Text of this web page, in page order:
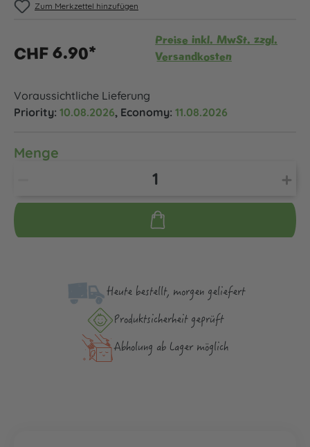
Zum Merkzettel hinzufügen
CHF 6.90*
Preise inkl. MwSt. zzgl.
Versandkosten
Voraussichtliche Lieferung
Priority: 10.08.2026, Economy: 11.08.2026
Menge
Heute bestellt, morgen geliefert
Produktsicher­heit geprüft
Abholung ab Lager möglich